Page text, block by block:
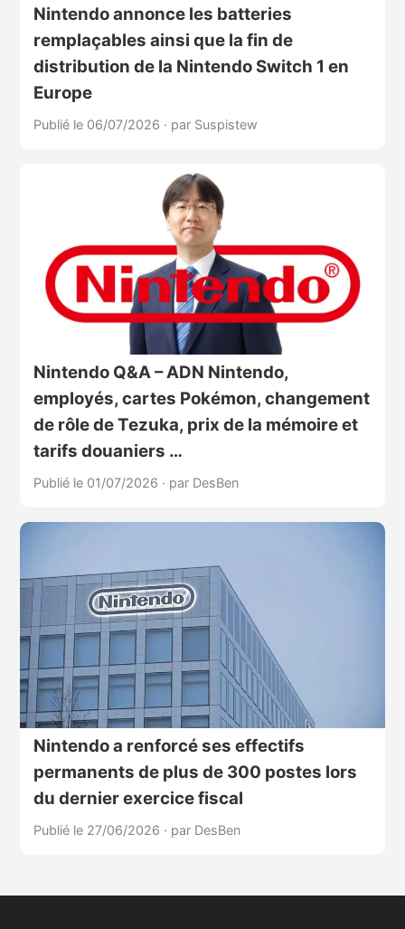
Nintendo annonce les batteries
remplaçables ainsi que la fin de
distribution de la Nintendo Switch 1 en
Europe
Publié le 06/07/2026 · par Suspistew
Nintendo Q&A – ADN Nintendo,
employés, cartes Pokémon, changement
de rôle de Tezuka, prix de la mémoire et
tarifs douaniers …
Publié le 01/07/2026 · par DesBen
Nintendo a renforcé ses effectifs
permanents de plus de 300 postes lors
du dernier exercice fiscal
Publié le 27/06/2026 · par DesBen